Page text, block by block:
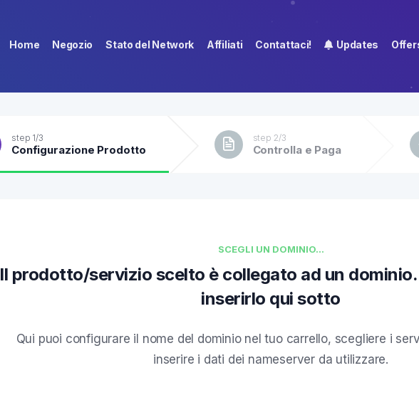
Home Negozio Stato del Network Affiliati Contattaci! Updates
step 1/3
Configurazione Prodotto
step 2/3
Controlla e Paga
SCEGLI UN DOMINIO...
Il prodotto/servizio scelto è collegato ad un
inserirlo qui sotto
Qui puoi configurare il nome del dominio nel tuo carrello, scegliere i
inserire i dati dei nameserver da utilizzare.